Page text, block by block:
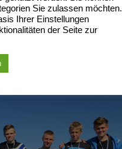
Sie zulassen möchten.
Ihrer Einstellungen
der Seite zur